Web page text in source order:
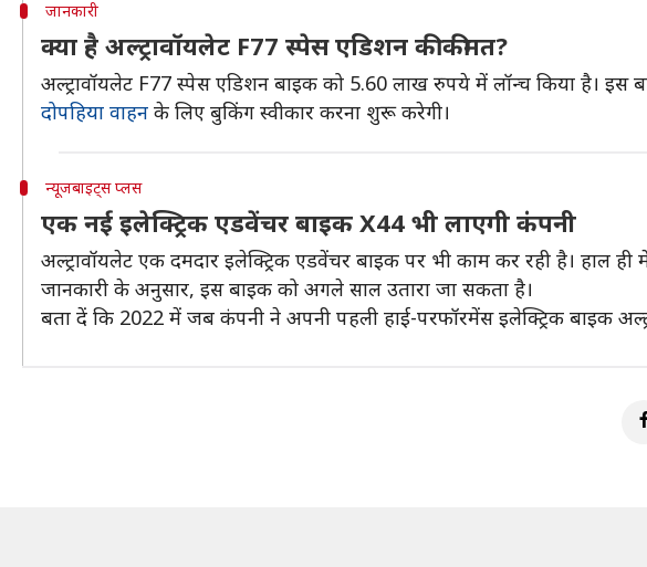
जानकारी
क्या है अल्ट्रावॉयलेट F77 स्पेस एडिशन की कीमत?
अल्ट्रावॉयलेट F77 स्पेस एडिशन बाइक को 5.60 लाख रुपये में लॉन्च किया है।
दोपहिया वाहन के लिए बुकिंग स्वीकार करना शुरू करेगी।
न्यूजबाइट्स प्लस
एक नई इलेक्ट्रिक एडवेंचर बाइक X44 भी लाएगी कंपनी
अल्ट्रावॉयलेट एक दमदार इलेक्ट्रिक एडवेंचर बाइक पर भी काम कर रही है। हाल ही
जानकारी के अनुसार, इस बाइक को अगले साल उतारा जा सकता है।
बता दें कि 2022 में जब कंपनी ने अपनी पहली हाई-परफॉरमेंस इलेक्ट्रिक बाइक